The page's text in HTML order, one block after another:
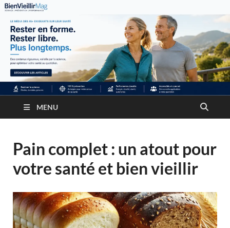
MENU
Pain complet : un atout pour
votre santé et bien vieillir